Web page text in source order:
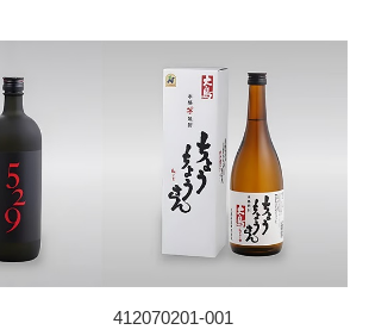
412070201-001